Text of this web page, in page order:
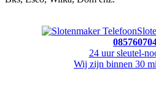
24 uur sleutel-
Wij zijn binnen 30